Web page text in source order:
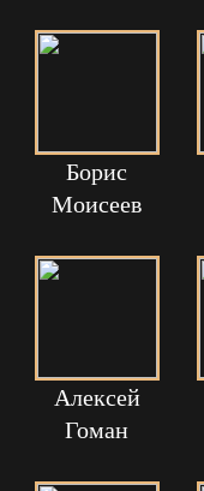
Борис
Моисеев
Алексей
Гоман